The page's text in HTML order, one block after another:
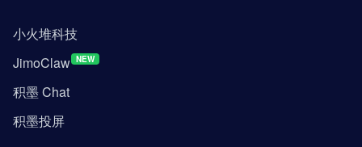
小火堆科技
JimoClaw NEW
积墨 Chat
积墨投屏